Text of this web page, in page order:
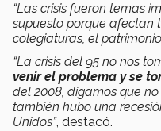
“Las crisis fueron temas
supuesto porque afectan
colegiaturas, el
“La crisis del 95 no nos
venir el problema y se
del 2008, digamos que
también hubo una
Unidos”, destacó.